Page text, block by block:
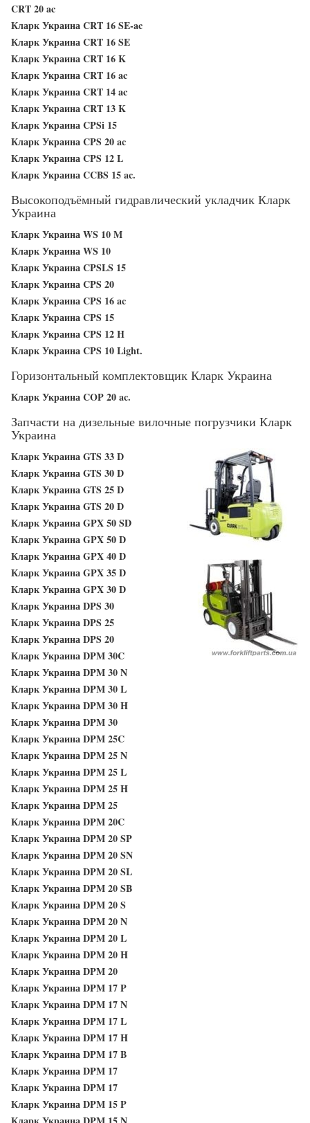
CRT 20 ac
Кларк Украина CRT 16 SE-ac
Кларк Украина CRT 16 SE
Кларк Украина CRT 16 K
Кларк Украина CRT 16 ac
Кларк Украина CRT 14 ac
Кларк Украина CRT 13 K
Кларк Украина CPSi 15
Кларк Украина CPS 20 ac
Кларк Украина CPS 12 L
Кларк Украина CCBS 15 ac.
Высокоподъёмный гидравлический укладчик Кларк
Украина
Кларк Украина WS 10 M
Кларк Украина WS 10
Кларк Украина CPSLS 15
Кларк Украина CPS 20
Кларк Украина CPS 16 ac
Кларк Украина CPS 15
Кларк Украина CPS 12 H
Кларк Украина CPS 10 Light.
Горизонтальный комплектовщик Кларк Украина
Кларк Украина COP 20 ac.
Запчасти на дизельные вилочные погрузчики Кларк
Украина
Кларк Украина GTS 33 D
Кларк Украина GTS 30 D
Кларк Украина GTS 25 D
Кларк Украина GTS 20 D
Кларк Украина GPX 50 SD
Кларк Украина GPX 50 D
Кларк Украина GPX 40 D
Кларк Украина GPX 35 D
Кларк Украина GPX 30 D
Кларк Украина DPS 30
Кларк Украина DPS 25
Кларк Украина DPS 20
Кларк Украина DPM 30C
Кларк Украина DPM 30 N
Кларк Украина DPM 30 L
Кларк Украина DPM 30 H
Кларк Украина DPM 30
Кларк Украина DPM 25C
Кларк Украина DPM 25 N
Кларк Украина DPM 25 L
Кларк Украина DPM 25 H
Кларк Украина DPM 25
Кларк Украина DPM 20C
Кларк Украина DPM 20 SP
Кларк Украина DPM 20 SN
Кларк Украина DPM 20 SL
Кларк Украина DPM 20 SB
Кларк Украина DPM 20 S
Кларк Украина DPM 20 N
Кларк Украина DPM 20 L
Кларк Украина DPM 20 H
Кларк Украина DPM 20
Кларк Украина DPM 17 P
Кларк Украина DPM 17 N
Кларк Украина DPM 17 L
Кларк Украина DPM 17 H
Кларк Украина DPM 17 B
Кларк Украина DPM 17
Кларк Украина DPM 17
Кларк Украина DPM 15 P